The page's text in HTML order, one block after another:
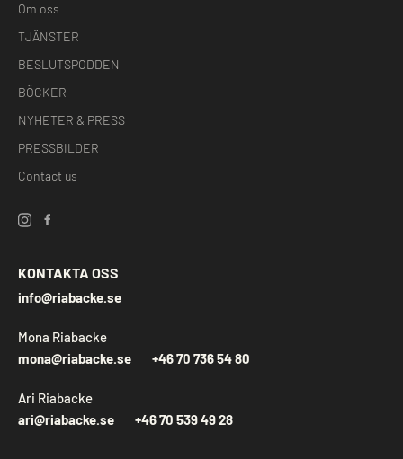
Om oss
TJÄNSTER
BESLUTSPODDEN
BÖCKER
NYHETER & PRESS
PRESSBILDER
Contact us
KONTAKTA OSS
info@riabacke.se
Mona Riabacke
mona@riabacke.se
+46 70 736 54 80
Ari Riabacke
ari@riabacke.se
+46 70 539 49 28